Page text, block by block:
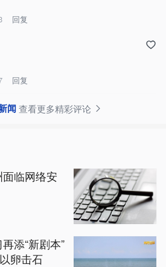
回复
回复
闻查看更多精彩评论
临网络安
添“新剧本”
卵击石